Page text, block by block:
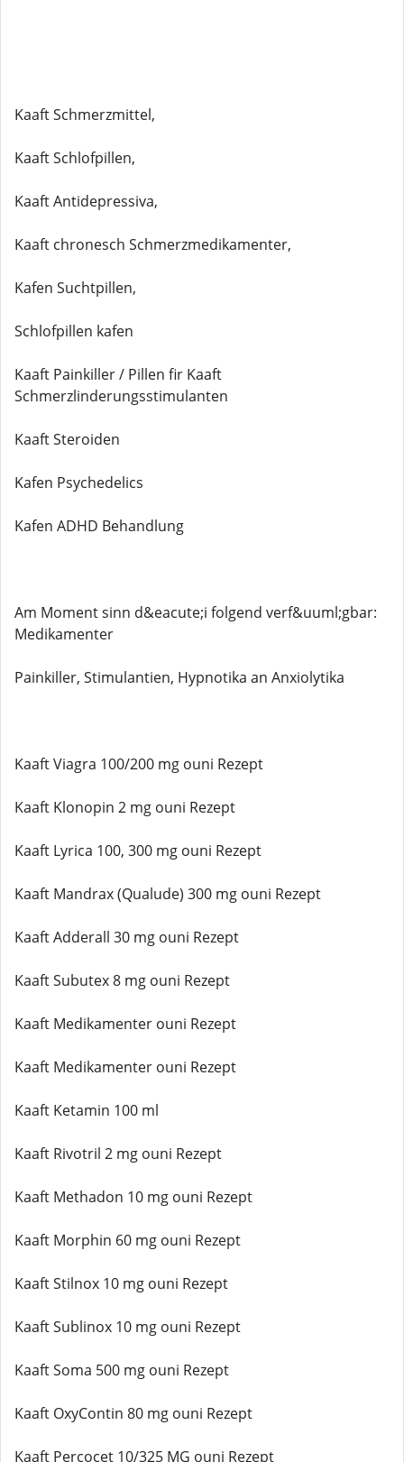
Kaaft Schmerzmittel,
Kaaft Schlofpillen,
Kaaft Antidepressiva,
Kaaft chronesch Schmerzmedikamenter,
Kafen Suchtpillen,
Schlofpillen kafen
Kaaft Painkiller / Pillen fir Kaaft
Schmerzlinderungsstimulanten
Kaaft Steroiden
Kafen Psychedelics
Kafen ADHD Behandlung
Am Moment sinn d&eacute;i folgend verf&uuml;gbar:
Medikamenter
Painkiller, Stimulantien, Hypnotika an Anxiolytika
Kaaft Viagra 100/200 mg ouni Rezept
Kaaft Klonopin 2 mg ouni Rezept
Kaaft Lyrica 100, 300 mg ouni Rezept
Kaaft Mandrax (Qualude) 300 mg ouni Rezept
Kaaft Adderall 30 mg ouni Rezept
Kaaft Subutex 8 mg ouni Rezept
Kaaft Medikamenter ouni Rezept
Kaaft Medikamenter ouni Rezept
Kaaft Ketamin 100 ml
Kaaft Rivotril 2 mg ouni Rezept
Kaaft Methadon 10 mg ouni Rezept
Kaaft Morphin 60 mg ouni Rezept
Kaaft Stilnox 10 mg ouni Rezept
Kaaft Sublinox 10 mg ouni Rezept
Kaaft Soma 500 mg ouni Rezept
Kaaft OxyContin 80 mg ouni Rezept
Kaaft Percocet 10/325 MG ouni Rezept